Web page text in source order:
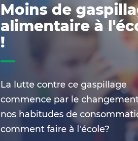
Moins de
alimentaire à
!
La lutte contre ce gaspillage
commence par le
nos habitudes de
comment faire à l'école?